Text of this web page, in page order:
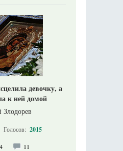
девочку, а
к ней домой
Голосов: 2015
11